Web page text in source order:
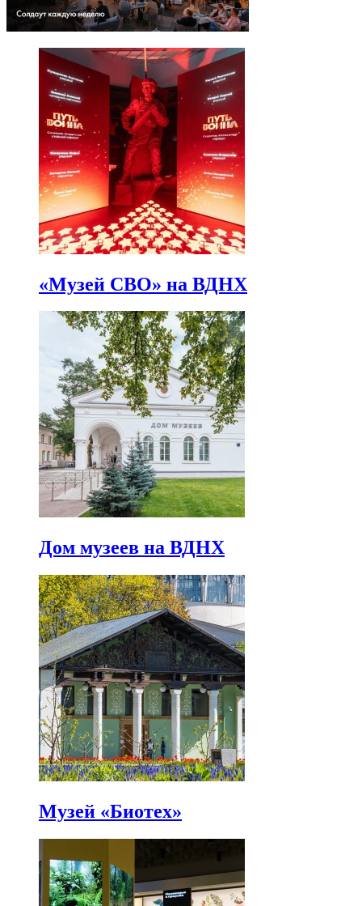
«Музей СВО» на ВДНХ
Дом музеев на ВДНХ
Музей «Биотех»